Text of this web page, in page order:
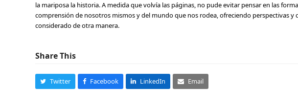
la mariposa la historia. A medida que volvía las páginas, no pude evitar pensar en las
comprensión de nosotros mismos y del mundo que nos rodea, ofreciendo perspectivas
considerado de otra manera.
Share This
Twitter Facebook LinkedIn Email